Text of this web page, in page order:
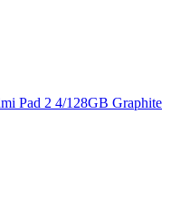
Pad 2 4/128GB Graphite